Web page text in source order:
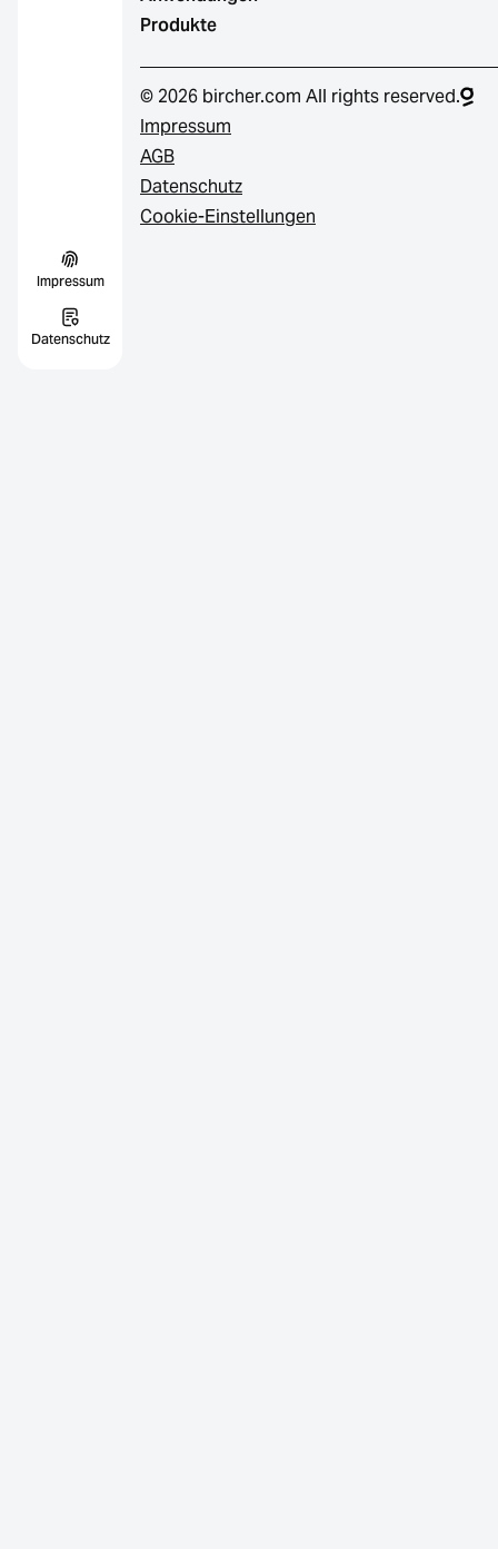
Impressum
Datenschutz
Produkte
© 2026 bircher.com All rights reserved.
Impressum
AGB
Datenschutz
Cookie-Einstellungen